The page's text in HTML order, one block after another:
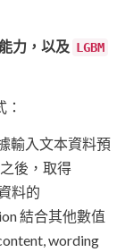
力，以及 LGBM
輸入文本資料預
後，取得
料的
結合其他數值
wording